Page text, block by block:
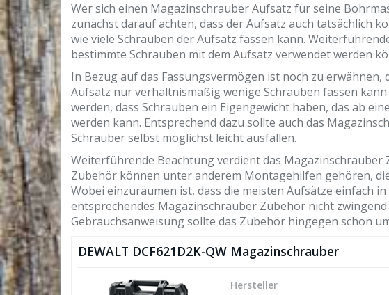
Wer sich einen Magazinschrauber Aufsatz für seine
zunächst darauf achten, dass der Aufsatz auch tatsächlich
wie viele Schrauben der Aufsatz fassen kann.
bestimmte Schrauben mit dem Aufsatz verwendet werden
In Bezug auf das Fassungsvermögen ist noch zu
Aufsatz nur verhältnismäßig wenige Schrauben fassen
werden, dass Schrauben ein Eigengewicht haben, das ab
werden kann. Entsprechend dazu sollte auch das
Schrauber selbst möglichst leicht ausfallen.
Weiterführende Beachtung verdient das Magazinschrauber
Zubehör können unter anderem Montagehilfen gehören,
Wobei einzuräumen ist, dass die meisten Aufsätze einfach
entsprechendes Magazinschrauber Zubehör nicht
Gebrauchsanweisung sollte das Zubehör hingegen schon
DEWALT DCF621D2K-QW Magazinschrauber
Hersteller